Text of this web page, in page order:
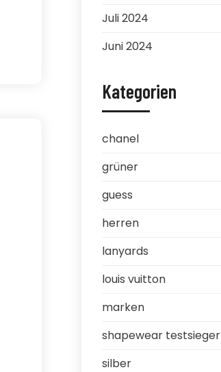
Juli 2024
Juni 2024
Kategorien
chanel
grüner
guess
herren
lanyards
louis vuitton
marken
shapewear testsieger
silber